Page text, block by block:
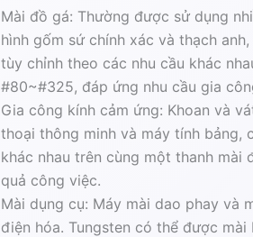
Mài đồ gá: Thường được sử dụng
hình gốm sứ chính xác và thạch
tùy chỉnh theo các nhu cầu khác
#80~#325, đáp ứng nhu cầu gia
Gia công kính cảm ứng: Khoan và
thoại thông minh và máy tính bảng,
khác nhau trên cùng một thanh mài
quả công việc.
Mài dụng cụ: Máy mài dao phay và
điện hóa. Tungsten có thể được